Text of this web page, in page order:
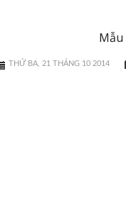
Mẫu
THỨ BA, 21 THÁNG 10 2014